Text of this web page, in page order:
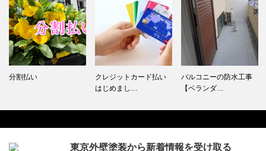
分割払い
クレジットカード払い
はじめまし…
バルコニーの防水工事
【ベランダ…
東京外壁塗装から新着情報を受け取る